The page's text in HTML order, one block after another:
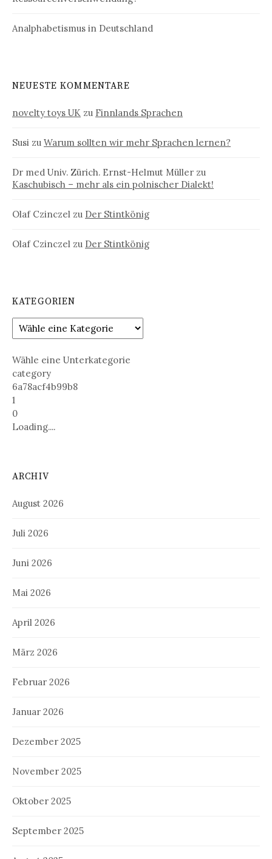
Analphabetismus in Deutschland
NEUESTE KOMMENTARE
novelty toys UK zu Finnlands Sprachen
Susi zu Warum sollten wir mehr Sprachen lernen?
Dr med Univ. Zürich. Ernst-Helmut Müller zu
Kaschubisch – mehr als ein polnischer Dialekt!
Olaf Czinczel zu Der Stintkönig
Olaf Czinczel zu Der Stintkönig
KATEGORIEN
Wähle eine Unterkategorie
category
6a78acf4b99b8
1
0
Loading....
ARCHIV
August 2026
Juli 2026
Juni 2026
Mai 2026
April 2026
März 2026
Februar 2026
Januar 2026
Dezember 2025
November 2025
Oktober 2025
September 2025